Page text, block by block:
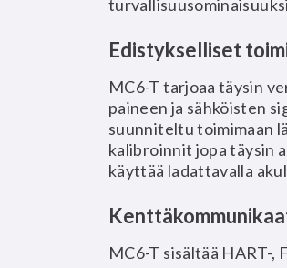
Edistykselliset
MC6-T tarjoaa täysin
paineen ja sähköisten
suunniteltu toimimaan
kalibroinnit jopa täysin
käyttää ladattavalla
MC6-T sisältää HART-